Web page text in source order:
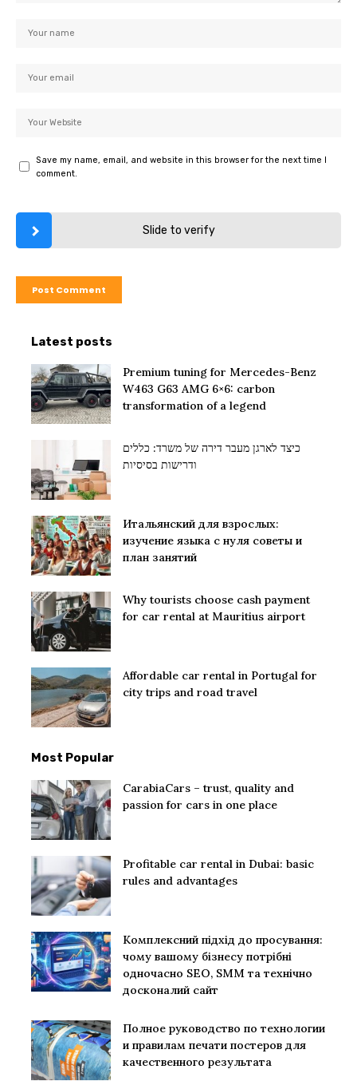
Save my name, email, and website in this browser for the next time I
comment.
Slide to verify
Latest posts
Premium tuning for Mercedes-Benz
W463 G63 AMG 6×6: carbon
transformation of a legend
כיצד לארגן מעבר דירה של משרד: כללים
ודרישות בסיסיות
Итальянский для взрослых:
изучение языка с нуля советы и
план занятий
Why tourists choose cash payment
for car rental at Mauritius airport
Affordable car rental in Portugal for
city trips and road travel
Most Popular
CarabiaCars – trust, quality and
passion for cars in one place
Profitable car rental in Dubai: basic
rules and advantages
Комплексний підхід до просування:
чому вашому бізнесу потрібні
одночасно SEO, SMM та технічно
досконалий сайт
Полное руководство по технологии
и правилам печати постеров для
качественного результата